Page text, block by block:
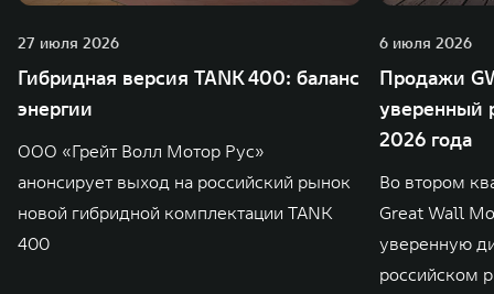
27 июля 2026
Гибридная версия TANK 400: баланс
энергии
ООО «Грейт Волл Мотор Рус»
анонсирует выход на российский рынок
новой гибридной комплектации TANK
400
6 июля 2026
Продажи
уверенный
2026 года
Во втором
Great Wall
уверенную
российском